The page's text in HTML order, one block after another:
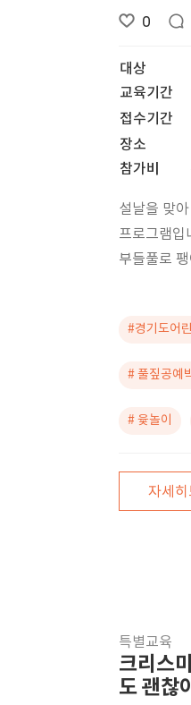
0
대상
교육기간
접수기간
장소
참가비
설날을 맞
프로그램입
부들풀로
#경기도어
# 풀짚공예
# 윷놀이
자세히
특별교육
크리스
도 괜찮